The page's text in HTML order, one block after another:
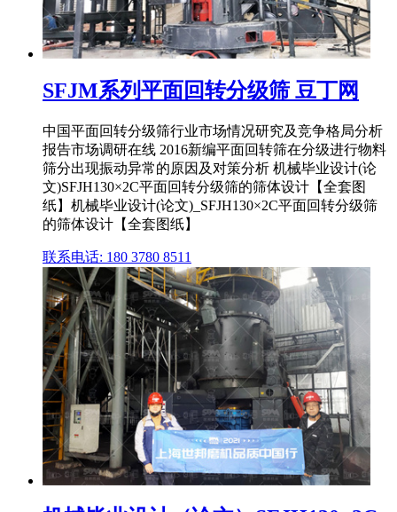
SFJM系列平面回转分级筛 豆丁网
中国平面回转分级筛行业市场情况研究及竞争格局分析
报告市场调研在线 2016新编平面回转筛在分级进行物料
筛分出现振动异常的原因及对策分析 机械毕业设计(论
文)SFJH130×2C平面回转分级筛的筛体设计【全套图
纸】机械毕业设计(论文)_SFJH130×2C平面回转分级筛
的筛体设计【全套图纸】
联系电话: 180 3780 8511